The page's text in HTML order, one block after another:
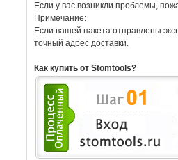
Если у вас возникли проблемы,
Примечание:
Если вашей пакета отправлены
точный адрес доставки.
Как купить от Stomtools?